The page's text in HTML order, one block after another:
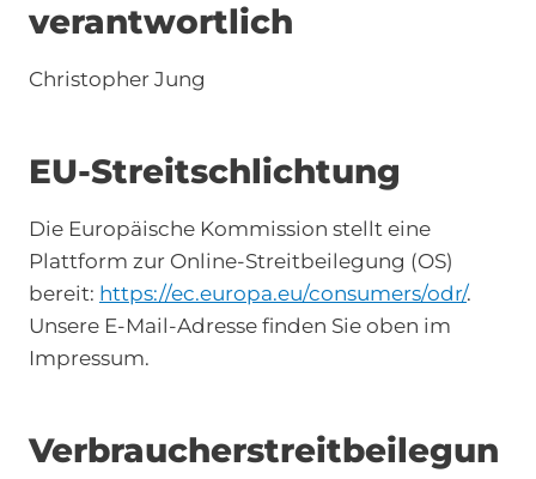
verantwortlich
Christopher Jung
EU-Streitschlichtung
Die Europäische Kommission stellt eine
Plattform zur Online-Streitbeilegung (OS)
bereit: https://ec.europa.eu/consumers/odr/.
Unsere E-Mail-Adresse finden Sie oben im
Impressum.
Verbraucherstreitbeilegun